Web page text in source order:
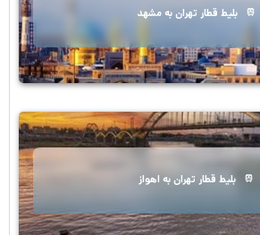
بلیط قطار تهران به مشهد
بلیط قطار تهران به اهواز